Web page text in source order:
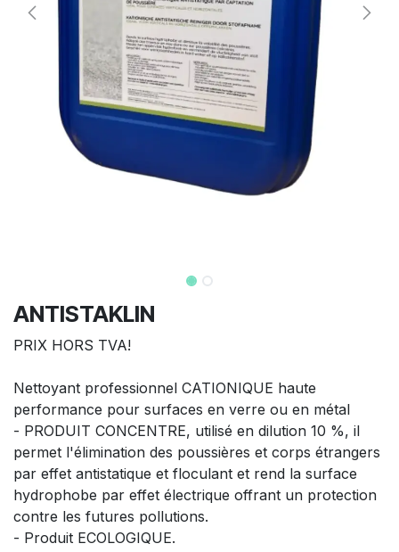
ANTISTAKLIN
PRIX HORS TVA!
Nettoyant professionnel CATIONIQUE haute
performance pour surfaces en verre ou en métal
- PRODUIT CONCENTRE, utilisé en dilution 10 %, il
permet l'élimination des poussières et corps étrangers
par effet antistatique et floculant et rend la surface
hydrophobe par effet électrique offrant un protection
contre les futures pollutions.
- Produit ECOLOGIQUE.